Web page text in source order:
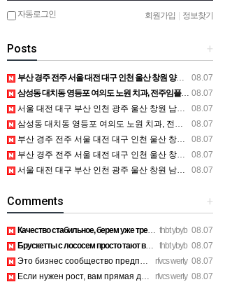
자동로그인 회원가입 정보찾기
+
Posts
08.07
부산 경주 전주 서울 대전 대구 인천 울산 창원 양산 포항 천안 평택 용인 고양 성남 수원 일수, 미용학원, 가족사진, 점집, 한복대여, 독학재수학원, 재회부적 정보
08.07
삼성동 대치동 영등포 여의도 노원 치과, 전주임플란트 대구정형외과 광주피부과 정보
08.07
서울 대전 대구 부산 인천 광주 울산 창원 남양주 이혼전문변호사 정보
08.07
삼성동 대치동 영등포 여의도 노원 치과, 전주임플란트 대구정형외과 광주피부과 정보
08.07
부산 경주 전주 서울 대전 대구 인천 울산 창원 양산 포항 천안 평택 용인 고양 성남 수원 일수, 미용학원, 가족사진, 점집, 한복대여, 독학재수학원, 재회부적 정보
08.07
부산 경주 전주 서울 대전 대구 인천 울산 창원 양산 포항 천안 평택 용인 고양 성남 수원 일수, 미용학원, 가족사진, 점집, 한복대여, 독학재수학원, 재회부적 정보
08.07
서울 대전 대구 부산 인천 광주 울산 창원 남양주 이혼전문변호사 정보
+
Comments
thbt ybyb 08.07
Качество стабильное, берем уже третий раз на планерки. https…
thbt ybyb 08.07
Брускетты с лососем просто тают во рту, рекомендую. https://…
rfvcs werty 08.07
Это бизнес сообщество предпринимателей в Санкт-Петербурге эк…
rfvcs werty 08.07
Если нужен рост, вам прямая дорога в этот клуб предпринимате…